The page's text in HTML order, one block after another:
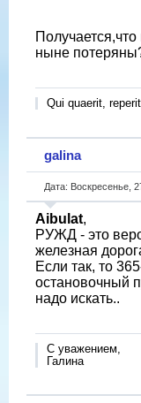
ныне
Qui quaerit, reperit
galina
Дата: Воскресенье,
Aibulat,
РУЖД - это
железная
Если так, то
остановочный
надо искать..
С уважением,
Галина